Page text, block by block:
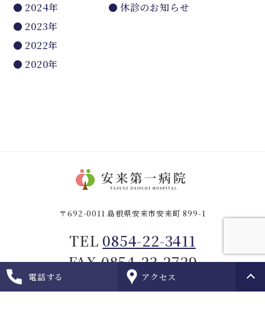
電話する アクセス
2024年
2023年
2022年
2020年
休診のお知らせ
〒692-0011 島根県安来市安来町 899-1
TEL 0854-22-3411
FAX 0854-23-2729
© SYOURINKAI.